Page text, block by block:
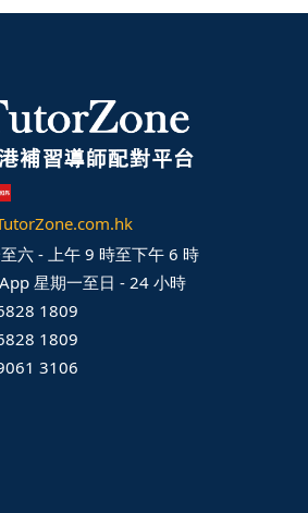
六 - 上午 9 時至下午 6 時
星期一至日 - 24 小時
1809
1809
3106